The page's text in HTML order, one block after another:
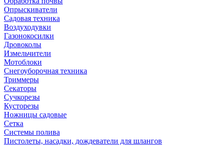
Опрыскиватели
Садовая техника
Воздуходувки
Газонокосилки
Дровоколы
Измельчители
Мотоблоки
Снегоуборочная техника
Триммеры
Секаторы
Сучкорезы
Кусторезы
Ножницы садовые
Сетка
Системы полива
Пистолеты, насадки, дождеватели для шлангов